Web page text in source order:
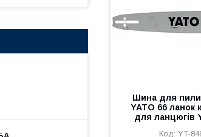
Шина для пили
YATO 66 ланок
для ланцюгів
YT-